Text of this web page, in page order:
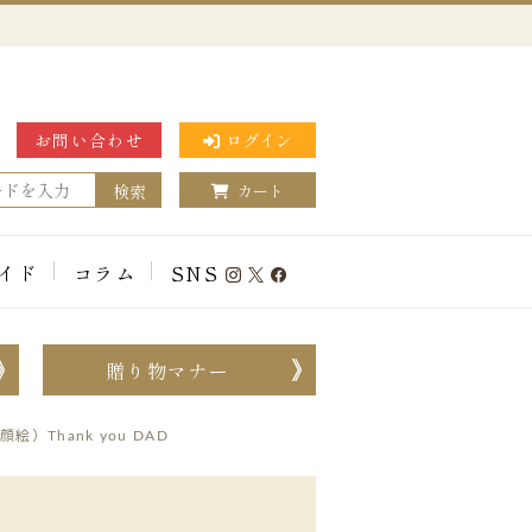
お問い合わせ ログイン
検索 カート
ド コラム SNS
贈り物マナー
絵）Thank you DAD